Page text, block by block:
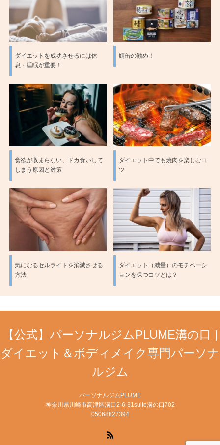
ダイエットを成功させるには休
息・睡眠が重要！
鯖缶の勧め！
食欲が収まらない、ドカ食いして
しまう原因と対策
ダイエット中でも焼肉を楽しむコ
ツ
気になるセルライトを消滅させる
方法
ダイエット（減量）のモチベーシ
ョンを保つコツとは？
【公式】パーソナルジムPLUME溝の口 |
ダイエット＆ボディメイク専門パーソナ
ルジム
パーソナルジムPLUME
神奈川県川崎市高津区溝口2-6-31suite溝の口702
05068827394